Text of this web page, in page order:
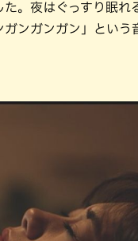
。夜はぐっすり眠
ンガンガン」とい